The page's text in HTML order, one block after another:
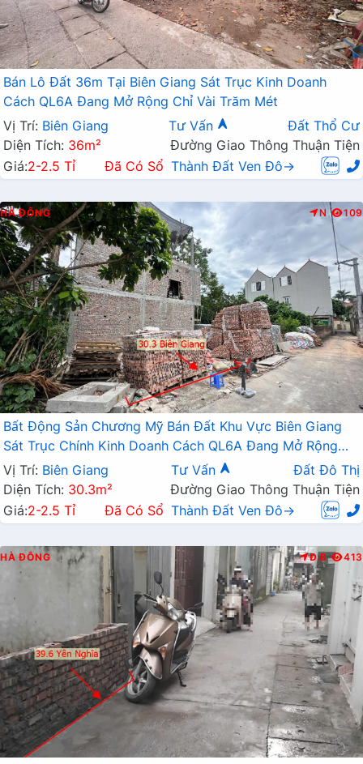
Bán Lô Đất 36m Tại Biên Giang Sát Trục Kinh Doanh
Cách QL6A Đang Mở Rộng Chỉ Vài Trăm Mét
Vị Trí: Biên Giang Tư Vấn
Đất Thổ Cư
Diện Tích: 36m²
Đường Giao Thông Thuận Tiện
Giá:2-2.5 Tỉ Đã Có Sổ Thành Đất Ven Đô→
HÀ ĐÔNG N 109
Bất Động Sản Chương Mỹ Bán Đất Khu Vực Biên Giang
Sát Trục Chính Kinh Doanh Cách QL6A Đang Mở Rộng
Chỉ Vài Trăm Mét
Vị Trí: Biên Giang Tư Vấn
Đất Đô Thị
Diện Tích: 30.3m²
Đường Giao Thông Thuận Tiện
Giá:2-2.5 Tỉ Đã Có Sổ Thành Đất Ven Đô→
HÀ ĐÔNG Đ.B 413